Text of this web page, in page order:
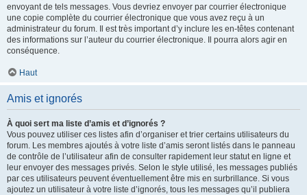
envoyant de tels messages. Vous devriez envoyer par courrier électronique
une copie complète du courrier électronique que vous avez reçu à un
administrateur du forum. Il est très important d’y inclure les en-têtes contenant
des informations sur l’auteur du courrier électronique. Il pourra alors agir en
conséquence.
Haut
Amis et ignorés
À quoi sert ma liste d’amis et d’ignorés ?
Vous pouvez utiliser ces listes afin d’organiser et trier certains utilisateurs du
forum. Les membres ajoutés à votre liste d’amis seront listés dans le panneau
de contrôle de l’utilisateur afin de consulter rapidement leur statut en ligne et
leur envoyer des messages privés. Selon le style utilisé, les messages publiés
par ces utilisateurs peuvent éventuellement être mis en surbrillance. Si vous
ajoutez un utilisateur à votre liste d’ignorés, tous les messages qu’il publiera